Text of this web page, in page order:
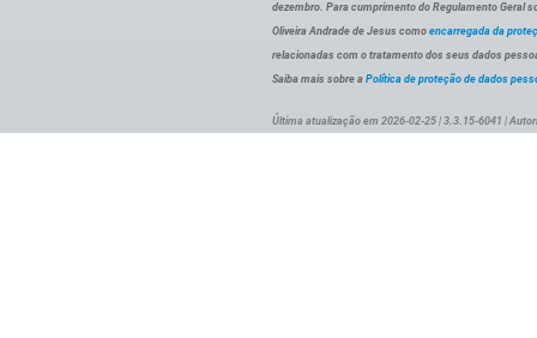
dezembro. Para cumprimento do Regulamento Geral
Oliveira Andrade de Jesus como encarregada da
relacionadas com o tratamento dos seus dados
Saiba mais sobre a Política de proteção de dados
Última atualização em 2026-02-25 | 3.3.15-6041 |